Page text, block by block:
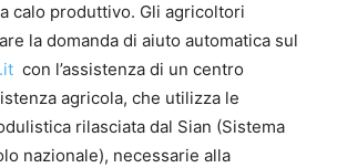
calo produttivo. Gli agricoltori
la domanda di aiuto automatica sul
con l’assistenza di un centro
agricola, che utilizza le
rilasciata dal Sian (Sistema
nazionale), necessarie alla